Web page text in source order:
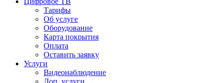
Тарифы
Об услуге
Оборудование
Карта покрытия
Оплата
Оставить заявку
Услуги
Видеонаблюдение
Доп. услуги